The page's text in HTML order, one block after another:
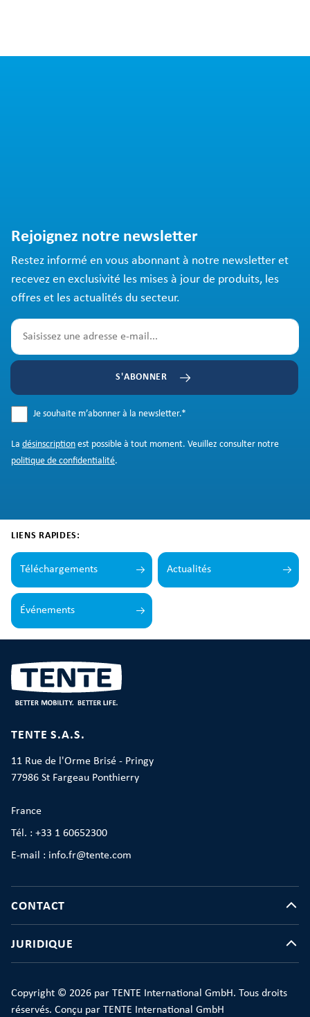
Rejoignez notre newsletter
Restez informé en vous abonnant à notre newsletter et
recevez en exclusivité les mises à jour de produits, les
offres et les actualités du secteur.
S'ABONNER
Je souhaite m’abonner à la newsletter.*
La désinscription est possible à tout moment. Veuillez consulter notre
politique de confidentialité.
LIENS RAPIDES:
Téléchargements Actualités
Événements
TENTE S.A.S.
11 Rue de l'Orme Brisé - Pringy
77986 St Fargeau Ponthierry
France
Tél. : +33 1 60652300
E-mail : info.fr@tente.com
CONTACT
JURIDIQUE
Copyright © 2026 par TENTE International GmbH. Tous droits
réservés. Conçu par TENTE International GmbH